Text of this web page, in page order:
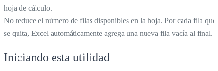
hoja de cálculo.
No reduce el número de filas disponibles en la hoja. Por cada fila que
se quita, Excel automáticamente agrega una nueva fila vacía al final.
Iniciando esta utilidad